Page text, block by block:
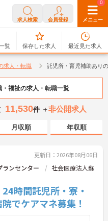
求人検索 会員登録 メニュー
覧
0
保存した求人
0
最近見た求人
求人・転職 託児所・育児補助あり
・福祉の求人・転職一覧
11,530件 ＋非公開求人
月収順 年収順
更新日：2026年08月06日
ランセンター
社会医療法人蘇
時間託児所・寮・
でケアマネ募集！